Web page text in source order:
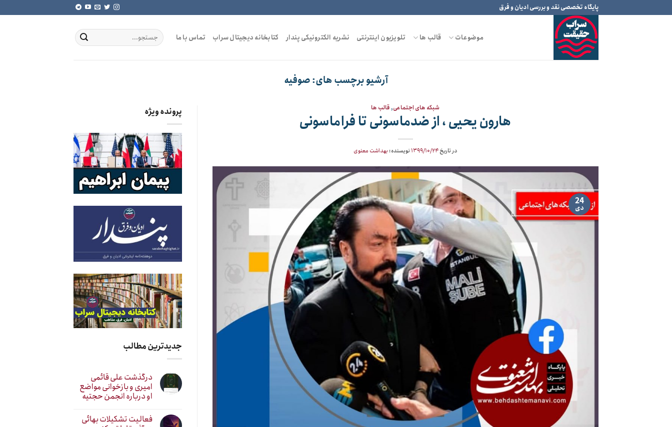
to
پایگاه تخصصی نقد و بررسی ادیان و فرق
موضوعات قالب ها تلویزیون اینترنتی نشریه الکترونیکی پندار کتابخانه دیجیتال سراب تماس با ما
آرشیو برچسب های:صوفیه
شبکه های اجتماعی,قالب ها
هارون یحیی ، از ضدماسونی تا فراماسونی
در تاریخ۱۳۹۹/۱۰/۲۴ نویسنده: بهداشت معنوی
24
دی
پرونده ویژه
جدیدترین مطالب
درگذشت علی قائمی
امیری و بازخوانی مواضع
او درباره انجمن حجتیه
فعالیت تشکیلات بهائی